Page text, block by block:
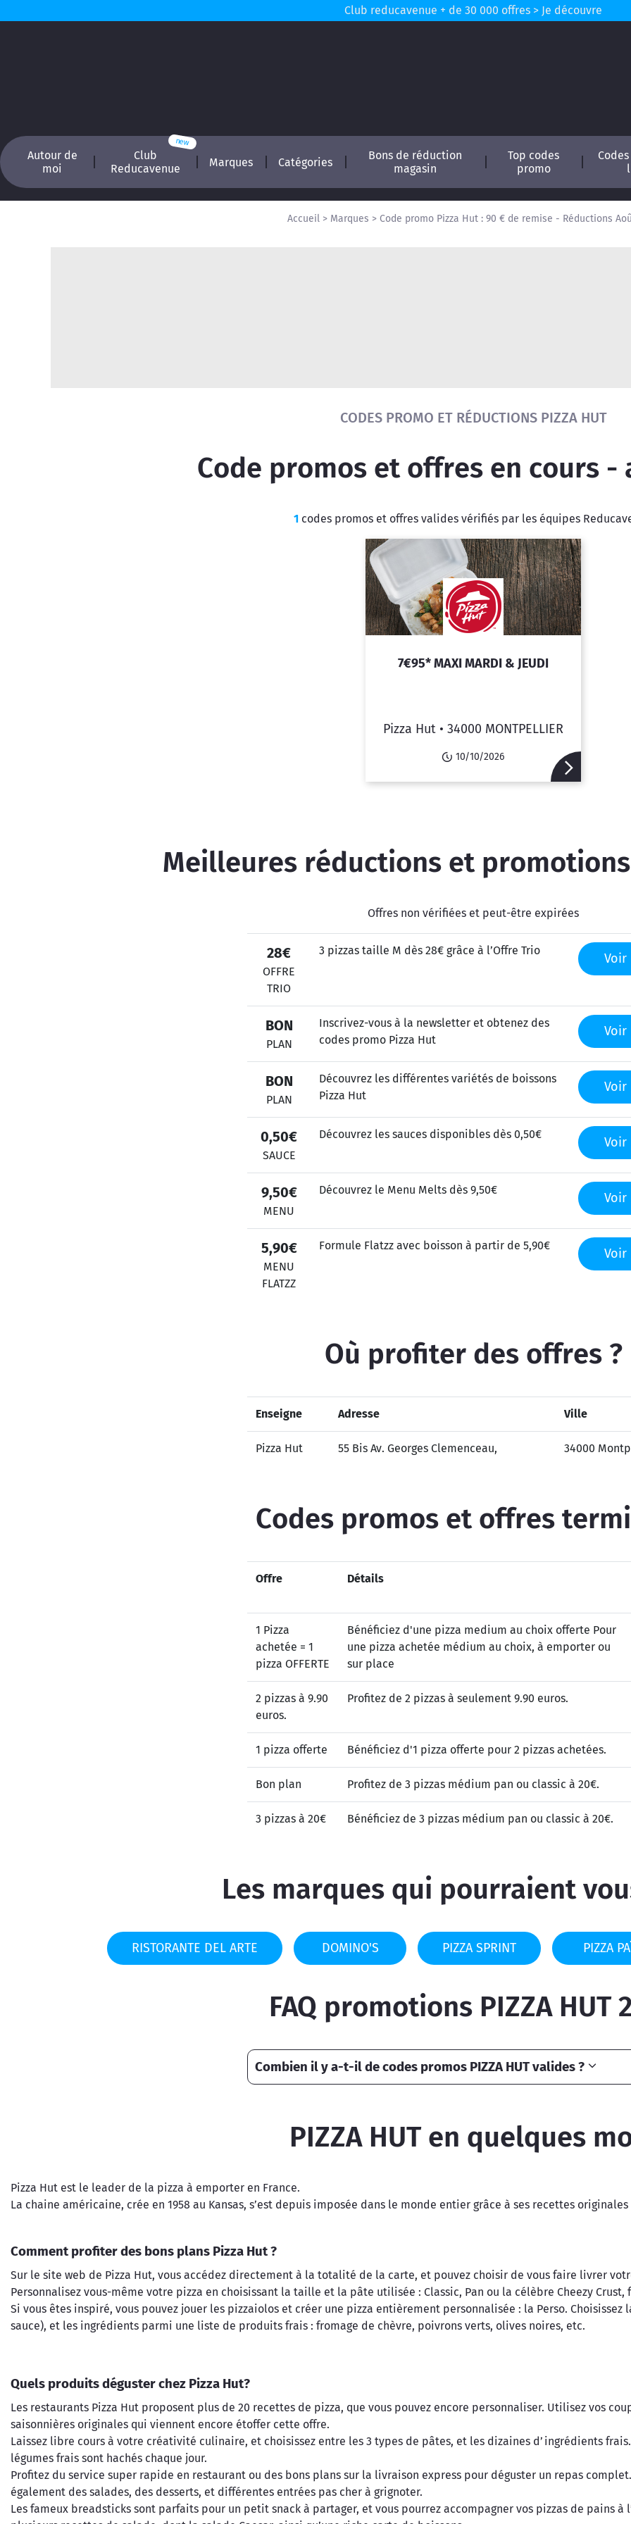
Club reducavenue + de 30 000 offres > Je découvre
Autour de
moi
Club
Reducavenue
Marques Catégories
Bons de réduction
magasin
Top codes
promo
Réinitialiser la recherche
Accueil > Marques > Code promo Pizza Hut : 90 € de remise - Réductions
CODES PROMO ET RÉDUCTIONS PIZZA HUT
Code promos et offres en cours -
1 codes promos et offres valides vérifiés par les équipes
7€95* MAXI MARDI & JEUDI
Pizza Hut • 34000 MONTPELLIER
10/10/2026
Meilleures réductions et
Offres non vérifiées et peut-être expirées
28€
OFFRE
TRIO
3 pizzas taille M dès 28€ grâce à l’Offre Trio
BON
PLAN
Inscrivez-vous à la newsletter et obtenez des
codes promo Pizza Hut
BON
PLAN
Découvrez les différentes variétés de boissons
Pizza Hut
0,50€
SAUCE
Découvrez les sauces disponibles dès 0,50€
9,50€
MENU
Découvrez le Menu Melts dès 9,50€
5,90€
MENU
FLATZZ
Formule Flatzz avec boisson à partir de 5,90€
Où profiter des offres ?
Enseigne Adresse Ville
Pizza Hut 55 Bis Av. Georges Clemenceau, 34000
Codes promos et offres
Offre Détails
1 Pizza
achetée = 1
pizza OFFERTE
Bénéficiez d'une pizza medium au choix offerte Pour
une pizza achetée médium au choix, à emporter ou
sur place
2 pizzas à 9.90
euros.
Profitez de 2 pizzas à seulement 9.90 euros.
1 pizza offerte Bénéficiez d'1 pizza offerte pour 2 pizzas achetées.
Bon plan Profitez de 3 pizzas médium pan ou classic à 20€.
3 pizzas à 20€ Bénéficiez de 3 pizzas médium pan ou classic à 20€.
Les marques qui pourraient
RISTORANTE DEL ARTE DOMINO'S PIZZA SPRINT PIZZA
FAQ promotions PIZZA HUT
Combien il y a-t-il de codes promos PIZZA HUT valides ?
PIZZA HUT en quelques
Pizza Hut est le leader de la pizza à emporter en France.
La chaine américaine, crée en 1958 au Kansas, s’est depuis imposée dans le monde entier grâce à ses recettes
Comment profiter des bons plans Pizza Hut ?
Sur le site web de Pizza Hut, vous accédez directement à la totalité de la carte, et pouvez choisir de vous faire livrer
Personnalisez vous-même votre pizza en choisissant la taille et la pâte utilisée : Classic, Pan ou la célèbre Cheezy Crust,
Si vous êtes inspiré, vous pouvez jouer les pizzaiolos et créer une pizza entièrement personnalisée : la Perso.
sauce), et les ingrédients parmi une liste de produits frais : fromage de chèvre, poivrons verts, olives noires, etc.
Quels produits déguster chez Pizza Hut?
Les restaurants Pizza Hut proposent plus de 20 recettes de pizza, que vous pouvez encore personnaliser. Utilisez vos
saisonnières originales qui viennent encore étoffer cette offre.
Laissez libre cours à votre créativité culinaire, et choisissez entre les 3 types de pâtes, et les dizaines d’ingrédients
légumes frais sont hachés chaque jour.
Profitez du service super rapide en restaurant ou des bons plans sur la livraison express pour déguster un repas
également des salades, des desserts, et différentes entrées pas cher à grignoter.
Les fameux breadsticks sont parfaits pour un petit snack à partager, et vous pourrez accompagner vos pizzas de pains